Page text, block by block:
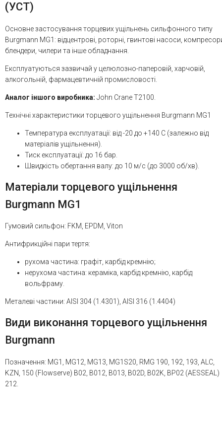
(УСТ)
Основне застосування торцевих ущільнень сильфонного типу
Burgmann MG1: відцентрові, роторні, гвинтові насоси,
блендери, чилери та інше обладнання.
Експлуатуються зазвичай у целюлозно-паперовій, харчовій,
алкогольній, фармацевтичній промисловості.
Аналог іншого виробника: John Crane Т2100.
Технічні характеристики торцевого ущільнення Burgmann MG1
Температура експлуатації: від -20 до +140 С (залежно від
матеріалів ущільнення).
Тиск експлуатації: до 16 бар.
Швидкість обертання валу: до 10 м/с (до 3000 об/хв).
Матеріали торцевого ущільнення
Burgmann MG1
Гумовий сильфон: FKM, EPDM, Viton
Антифрикційні пари тертя:
рухома частина: графіт, карбід кремнію;
нерухома частина: кераміка, карбід кремнію, карбід
вольфраму.
Металеві частини: AISI 304 (1.4301), AISI 316 (1.4404)
Види виконання торцевого ущільнення
Burgmann
Позначення: MG1, MG12, MG13, MG1S20, RMG 190, 192, 193, ALC,
KZN, 150 (Flowserve) B02, B012, B013, B02D, B02K, BP02 (AESSEAL)
212.